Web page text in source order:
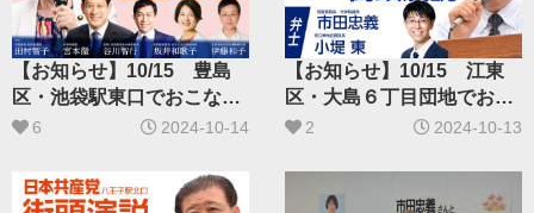
【お知らせ】10/15 豊島
区・池袋駅東口でおこなわ
れる街頭宣伝をライブ配信
6 2024-10-14
【お知らせ】10/15 江東
区・大島６丁目団地でおこ
なわれる街頭宣伝をライブ
2 2024-10-13